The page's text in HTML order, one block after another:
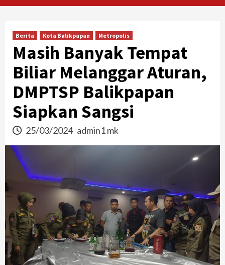
Berita Kota Balikpapan Metropolis
Masih Banyak Tempat
Biliar Melanggar Aturan,
DMPTSP Balikpapan
Siapkan Sangsi
25/03/2024 admin1 mk